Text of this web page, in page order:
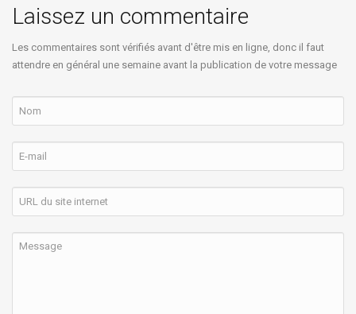
Laissez un commentaire
Les commentaires sont vérifiés avant d'être mis en ligne, donc il faut
attendre en général une semaine avant la publication de votre message